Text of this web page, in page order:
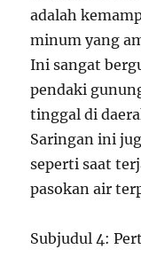
adalah
minum yang
Ini sangat
pendaki
tinggal di
Saringan ini
seperti saat
pasokan air
Subjudul 4: